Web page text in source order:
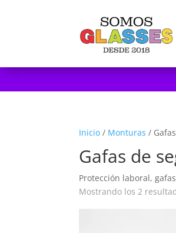
Inicio / Monturas /
Gafas de
Protección laboral,
Mostrando los 2